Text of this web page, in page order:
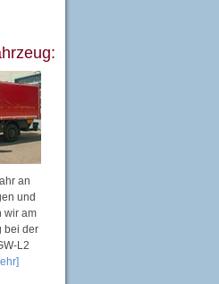
an
und
wir am
bei der
L2